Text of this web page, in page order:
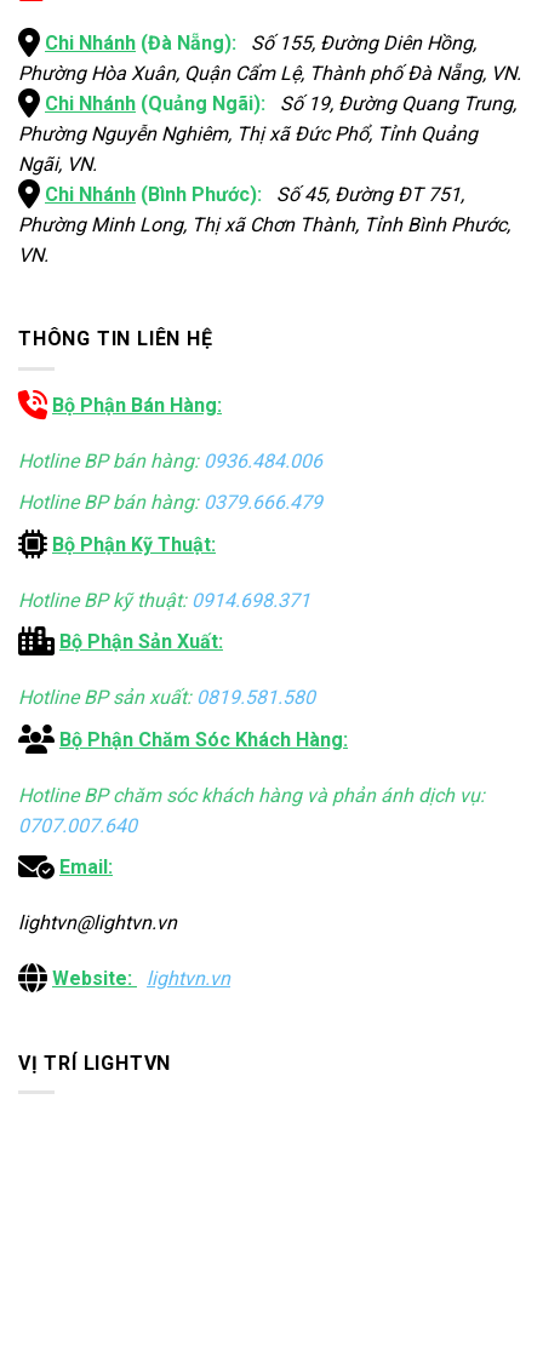
Chi Nhánh (Đà Nẵng): Số 155, Đường Diên Hồng,
Phường Hòa Xuân, Quận Cẩm Lệ, Thành phố Đà Nẵng, VN.
Chi Nhánh (Quảng Ngãi): Số 19, Đường Quang Trung,
Phường Nguyễn Nghiêm, Thị xã Đức Phổ, Tỉnh Quảng
Ngãi, VN.
Chi Nhánh (Bình Phước): Số 45, Đường ĐT 751,
Phường Minh Long, Thị xã Chơn Thành, Tỉnh Bình Phước,
VN.
THÔNG TIN LIÊN HỆ
Bộ Phận Bán Hàng:
Hotline BP bán hàng: 0936.484.006
Hotline BP bán hàng: 0379.666.479
Bộ Phận Kỹ Thuật:
Hotline BP kỹ thuật: 0914.698.371
Bộ Phận Sản Xuất:
Hotline BP sản xuất: 0819.581.580
Bộ Phận Chăm Sóc Khách Hàng:
Hotline BP chăm sóc khách hàng và phản ánh dịch vụ:
0707.007.640
Email:
lightvn@lightvn.vn
Website: lightvn.vn
VỊ TRÍ LIGHTVN